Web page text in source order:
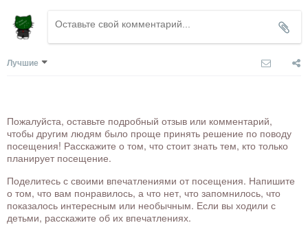
Лучшие
Пожалуйста, оставьте подробный отзыв или комментарий,
чтобы другим людям было проще принять решение по поводу
посещения! Расскажите о том, что стоит знать тем, кто только
планирует посещение.
Поделитесь с своими впечатлениями от посещения. Напишите
о том, что вам понравилось, а что нет, что запомнилось, что
показалось интересным или необычным. Если вы ходили с
детьми, расскажите об их впечатлениях.